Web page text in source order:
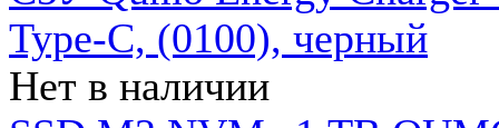
Type-C, (0100), черный
Нет в наличии